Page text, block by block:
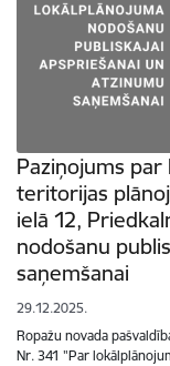
Paziņojums
teritorijas
ielā 12,
nodošanu
saņemšanai
29.12.2025.
Ropažu novada
Nr. 341 "Par